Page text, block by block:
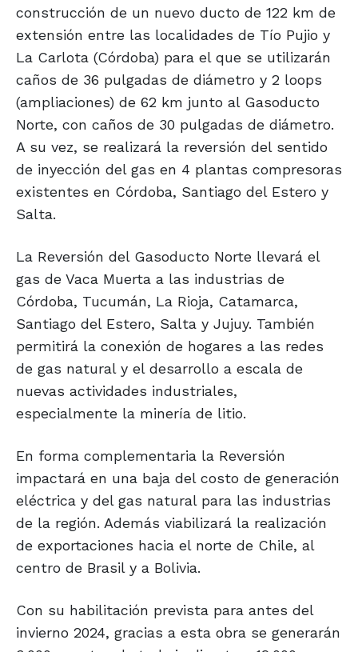
construcción de un nuevo ducto de 122 km de
extensión entre las localidades de Tío Pujio y
La Carlota (Córdoba) para el que se utilizarán
caños de 36 pulgadas de diámetro y 2 loops
(ampliaciones) de 62 km junto al Gasoducto
Norte, con caños de 30 pulgadas de diámetro.
A su vez, se realizará la reversión del sentido
de inyección del gas en 4 plantas compresoras
existentes en Córdoba, Santiago del Estero y
Salta.
La Reversión del Gasoducto Norte llevará el
gas de Vaca Muerta a las industrias de
Córdoba, Tucumán, La Rioja, Catamarca,
Santiago del Estero, Salta y Jujuy. También
permitirá la conexión de hogares a las redes
de gas natural y el desarrollo a escala de
nuevas actividades industriales,
especialmente la minería de litio.
En forma complementaria la Reversión
impactará en una baja del costo de generación
eléctrica y del gas natural para las industrias
de la región. Además viabilizará la realización
de exportaciones hacia el norte de Chile, al
centro de Brasil y a Bolivia.
Con su habilitación prevista para antes del
invierno 2024, gracias a esta obra se generarán